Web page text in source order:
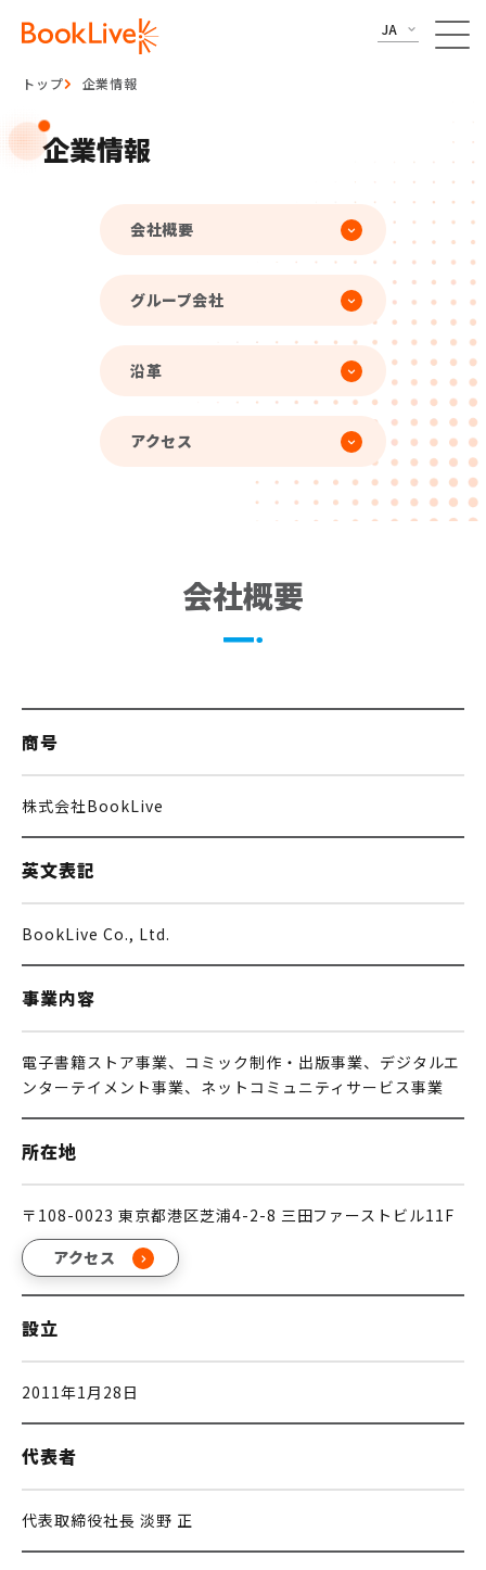
JA
トップ 企業情報
企業情報
会社概要
グループ会社
沿革
アクセス
会社概要
商号
株式会社BookLive
英⽂表記
BookLive Co., Ltd.
事業内容
電子書籍ストア事業、コミック制作・出版事業、デジタルエ
ンターテイメント事業、ネットコミュニティサービス事業
所在地
〒108-0023 東京都港区芝浦4-2-8 三田ファーストビル11F
アクセス
設立
2011年1⽉28⽇
代表者
代表取締役社⻑ 淡野 正